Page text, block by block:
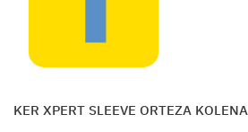
XPERT SLEEVE ORTEZA KOLENA